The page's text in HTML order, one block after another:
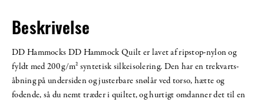
Beskrivelse
DD Hammocks DD Hammock Quilt er lavet af ripstop-nylon og
fyldt med 200 g/m² syntetisk silkeisolering. Den har en trekvarts-
åbning på undersiden og justerbare snølår ved torso, hætte og
fodende, så du nemt træder i quiltet, og hurtigt omdanner det til en